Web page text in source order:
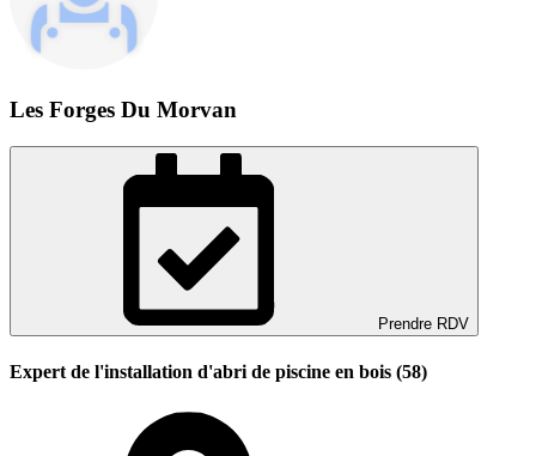
Les Forges Du Morvan
Prendre RDV
Expert de l'installation d'abri de piscine en bois (58)